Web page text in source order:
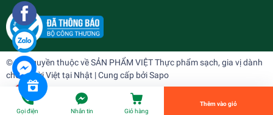
© Bản quyền thuộc vềSẢN PHẨM VIỆT Thực phẩm sạch, gia vị dành
cho người Việt tại Nhật | Cung cấp bởiSapo
¥1.090
undefined
Tiến Hành Thanh Toán
Gọi điện Nhắn tin Giỏ hàng
Thêm vào giỏ